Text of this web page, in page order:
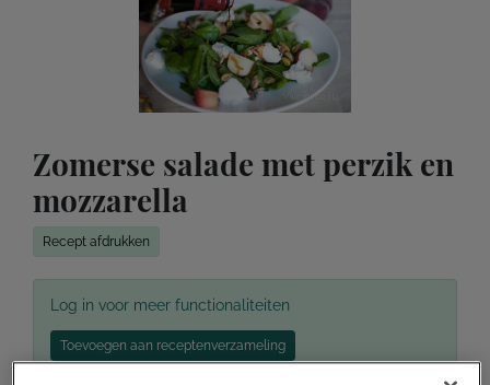
Zomerse salade met perzik en
mozzarella
Recept afdrukken
Log in voor meer functionaliteiten
Toevoegen aan receptenverzameling